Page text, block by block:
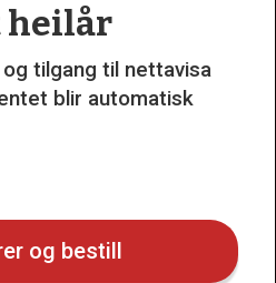
heilår
tilgang til nettavisa
blir automatisk
og bestill